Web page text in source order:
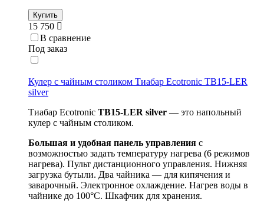
Купить
15 750
В сравнение
Под заказ
Кулер с чайным столиком Тиабар Ecotronic TB15-LER
silver
Тиабар Ecotronic TB15-LER silver — это напольный
кулер с чайным столиком.
Большая и удобная панель управления с
возможностью задать температуру нагрева (6 режимов
нагрева). Пульт дистанционного управления. Нижняя
загрузка бутыли. Два чайника — для кипячения и
заварочный. Электронное охлаждение. Нагрев воды в
чайнике до 100°С. Шкафчик для хранения.